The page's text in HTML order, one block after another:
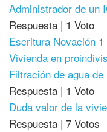
Administrador de un
Respuesta | 1 Voto
Escritura Novación
Vivienda en
Filtración de agua
Respuesta | 1 Voto
Duda valor de la
Respuesta | 7 Votos